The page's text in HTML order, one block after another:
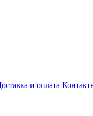
и оплата